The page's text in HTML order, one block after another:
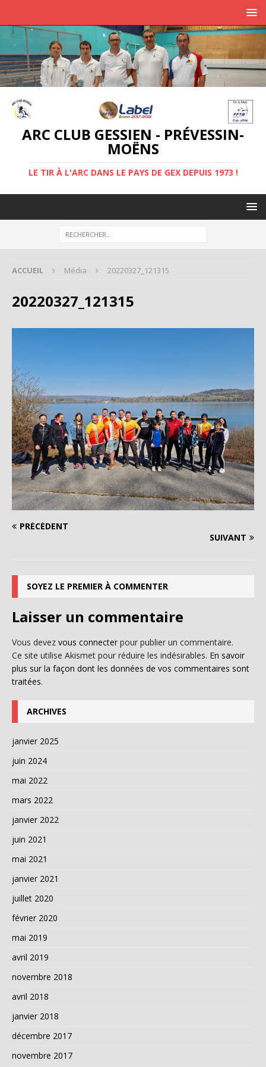
ARC CLUB GESSIEN - PRÉVESSIN-
MOËNS
LE TIR À L'ARC DANS LE PAYS DE GEX DEPUIS 1973 !
ACCUEIL Média 20220327_121315
20220327_121315
PRÉCÉDENT
SUIVANT
SOYEZ LE PREMIER À COMMENTER
Laisser un commentaire
Vous devez vous connecter pour publier un commentaire.
Ce site utilise Akismet pour réduire les indésirables. En savoir
plus sur la façon dont les données de vos commentaires sont
traitées.
ARCHIVES
janvier 2025
juin 2024
mai 2022
mars 2022
janvier 2022
juin 2021
mai 2021
janvier 2021
juillet 2020
février 2020
mai 2019
avril 2019
novembre 2018
avril 2018
janvier 2018
décembre 2017
novembre 2017